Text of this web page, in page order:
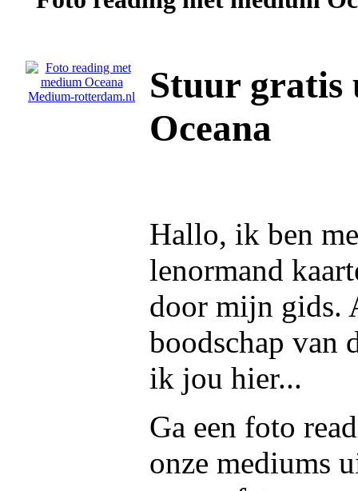
Stuur gratis
Oceana
Hallo, ik ben
lenormand
door mijn gids.
boodschap van
ik jou hier...
Ga een foto
onze mediums